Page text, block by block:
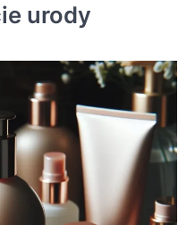
urody